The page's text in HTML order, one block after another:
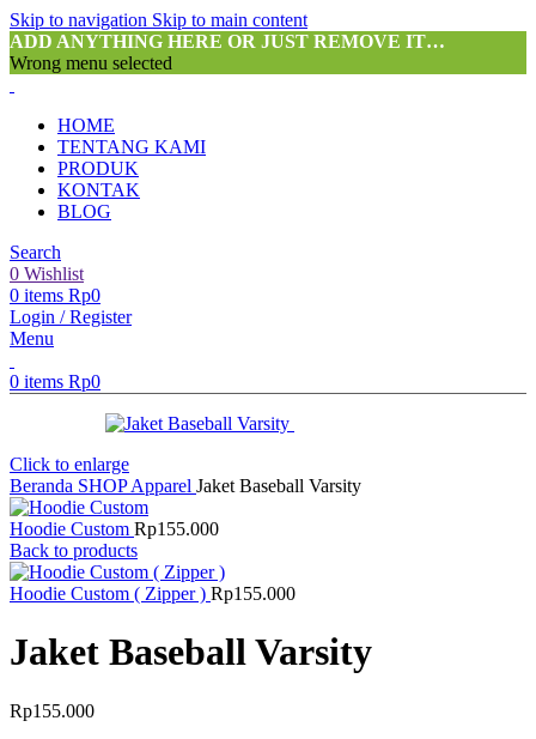
Skip to navigation Skip to main content
ADD ANYTHING HERE OR JUST REMOVE IT…
Wrong menu selected
HOME
TENTANG KAMI
PRODUK
KONTAK
BLOG
Search
0 Wishlist
0 items Rp0
Login / Register
Menu
0 items Rp0
Click to enlarge
Beranda SHOPApparel Jaket Baseball Varsity
Hoodie Custom Rp155.000
Back to products
Hoodie Custom ( Zipper ) Rp155.000
Jaket Baseball Varsity
Rp155.000